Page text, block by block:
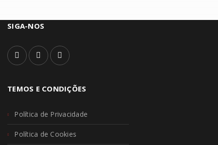
SIGA-NOS
TEMOS E CONDIÇÕES
Política de Privacidade
Política de Cookies